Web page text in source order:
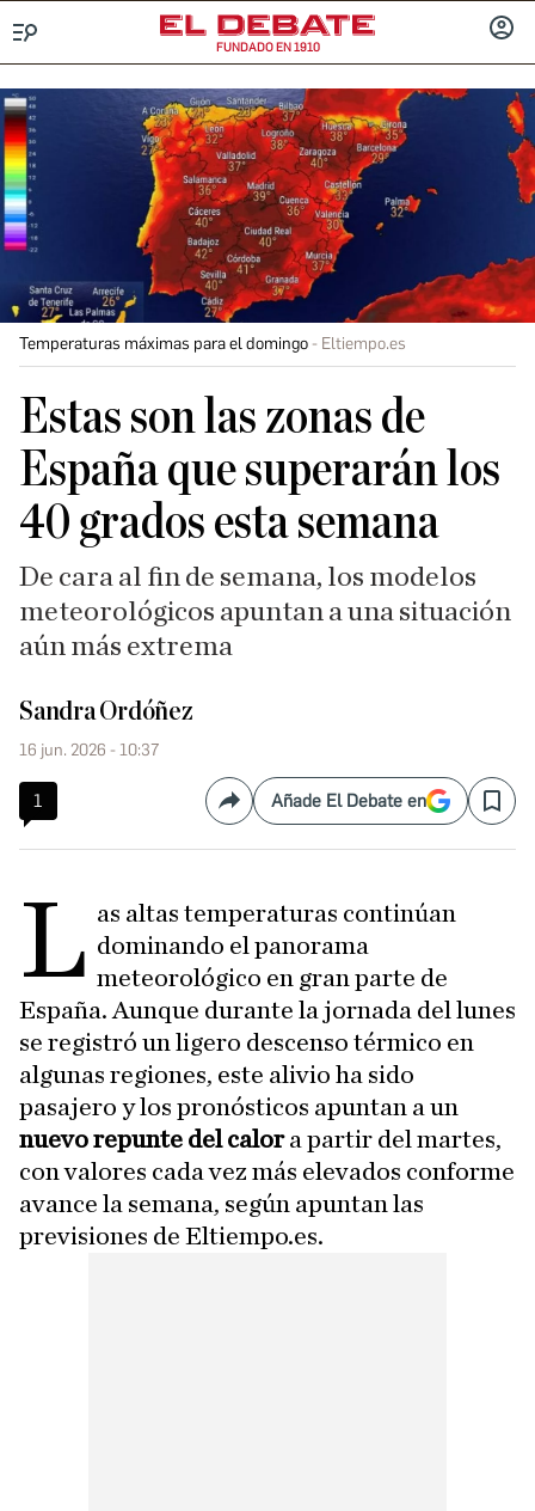
FUNDADO EN 1910
Temperaturas máximas para el domingo Eltiempo.es
Estas son las zonas de
España que superarán los
40 grados esta semana
De cara al fin de semana, los modelos
meteorológicos apuntan a una situación
aún más extrema
Sandra Ordóñez
16 jun. 2026 - 10:37
1 CompartirAñade El Debate en Save
L as altas temperaturas continúan
dominando el panorama
meteorológico en gran parte de
España. Aunque durante la jornada del lunes
se registró un ligero descenso térmico en
algunas regiones, este alivio ha sido
pasajero y los pronósticos apuntan a un
nuevo repunte del calora partir del martes,
con valores cada vez más elevados conforme
avance la semana, según apuntan las
previsiones de Eltiempo.es.